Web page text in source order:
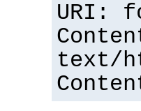
URI:
text/